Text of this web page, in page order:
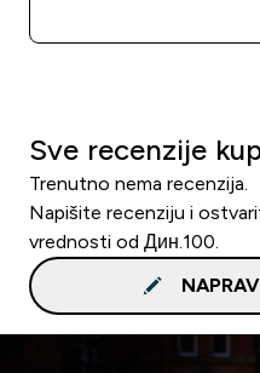
Sve recenzije
Trenutno nema recenzija.
Napišite recenziju i
vrednosti od Дин.100.